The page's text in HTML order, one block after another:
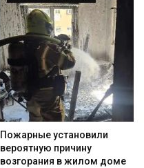
Пожарные установили
вероятную причину
возгорания в жилом доме